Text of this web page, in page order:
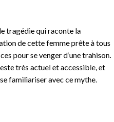
tragédie qui raconte la
de cette femme prête à tous
pour se venger d’une trahison.
très actuel et accessible, et
familiariser avec ce mythe.